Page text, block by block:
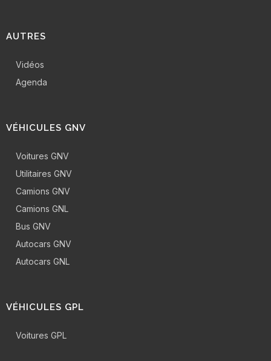
AUTRES
Vidéos
Agenda
VÉHICULES GNV
Voitures GNV
Utilitaires GNV
Camions GNV
Camions GNL
Bus GNV
Autocars GNV
Autocars GNL
VÉHICULES GPL
Voitures GPL